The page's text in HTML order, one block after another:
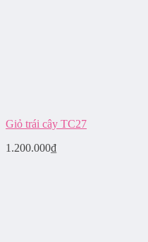
Giỏ trái cây TC27
1.200.000₫